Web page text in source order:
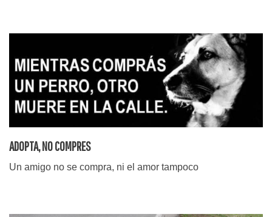
ADOPTA, NO COMPRES
Un amigo no se compra, ni el amor tampoco